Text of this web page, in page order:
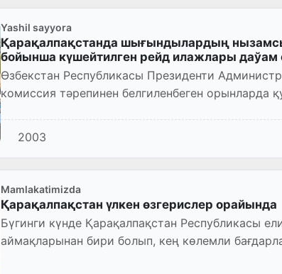
Yashil sayyora
Қарақалпақстанда шығындылардың
бойынша күшейтилген рейд илажлары даўам
Өзбекстан Республикасы Президенти
комиссия тәрепинен белгиленбеген
2003
Mamlakatimizda
Қарақалпақстан үлкен өзгерислер орайында
Бүгинги күнде Қарақалпақстан Республикасы
аймақларынан бири болып, кең көлемли